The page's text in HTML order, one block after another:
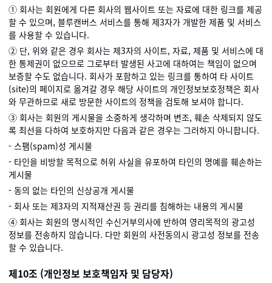
① 회사는 회원에게 다른 회사의 웹사이트 또는 자료에 대한 링크를 제공
할 수 있으며, 블루캔버스 서비스를 통해 제3자가 개발한 제품 및 서비스
를 사용할 수 있습니다.
② 단, 위와 같은 경우 회사는 제3자의 사이트, 자료, 제품 및 서비스에 대
한 통제권이 없으므로 그로부터 발생된 사고에 대하여는 책임이 없으며
보증할 수도 없습니다. 회사가 포함하고 있는 링크를 통하여 타 사이트
(site)의 페이지로 옮겨갈 경우 해당 사이트의 개인정보보호정책은 회사
와 무관하므로 새로 방문한 사이트의 정책을 검토해 보셔야 합니다.
③ 회사는 회원의 게시물을 소중하게 생각하며 변조, 훼손 삭제되지 않도
록 최선을 다하여 보호하지만 다음과 같은 경우는 그러하지 아니합니다.
- 스팸(spam)성 게시물
- 타인을 비방할 목적으로 허위 사실을 유포하여 타인의 명예를 훼손하는
게시물
- 동의 없는 타인의 신상공개 게시물
- 회사 또는 제3자의 지적재산권 등 권리를 침해하는 내용의 게시물
④ 회사는 회원의 명시적인 수신거부의사에 반하여 영리목적의 광고성
정보를 전송하지 않습니다. 다만 회원의 사전동의시 광고성 정보를 전송
할 수 있습니다.
제10조 (개인정보 보호책임자 및 담당자)